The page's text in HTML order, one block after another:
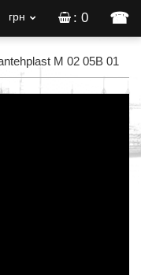
: 0 ☎
грн
M 02 05B 01